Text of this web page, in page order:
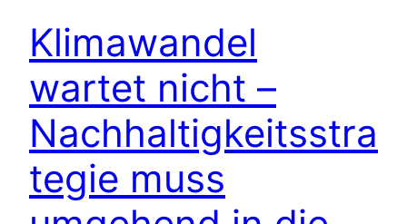
Klimawandel
wartet nicht –
Nachhaltigkeitsstra
tegie muss